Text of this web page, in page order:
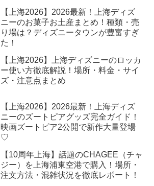
【上海2026】2026最新！上海ディズ
ニーのお菓子お土産まとめ！種類・売
り場は？ディズニータウンが豊富すぎ
た！
【上海2026】上海ディズニーのロッカ
ー使い方徹底解説！場所・料金・サイ
ズ・注意点まとめ
【上海2026】2026最新！上海ディズ
ニーのズートピアグッズ完全ガイド！
映画ズートピア2公開で新作大量登場
♡
【10周年上海】話題のCHAGEE（チャ
ジー）を上海浦東空港で購入！場所・
注文方法・混雑状況を徹底レポート！